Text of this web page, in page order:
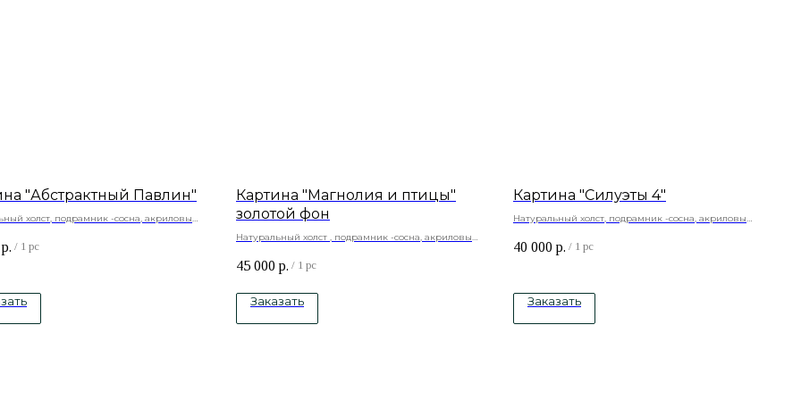
"Абстрактный Павлин"
холст, подрамник -сосна, акриловые
р. / 1 pc
Картина "Магнолия и птицы"
золотой фон
Натуральный холст , подрамник -сосна, акриловые
45 000 р. / 1 pc
Заказать
Картина "Силуэты 4"
Натуральный холст, подрамник -сосна, акриловые
40 000 р. / 1 pc
Заказать